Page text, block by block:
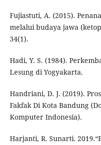
Fujiastuti, A. (2015).
melalui budaya jawa
34(1).
Hadi, Y. S. (1984).
Lesung di Yogyakarta.
Handriani, D. J. (2019).
Fakfak Di Kota Bandung
Komputer Indonesia).
Harjanti, R. Sunarti.